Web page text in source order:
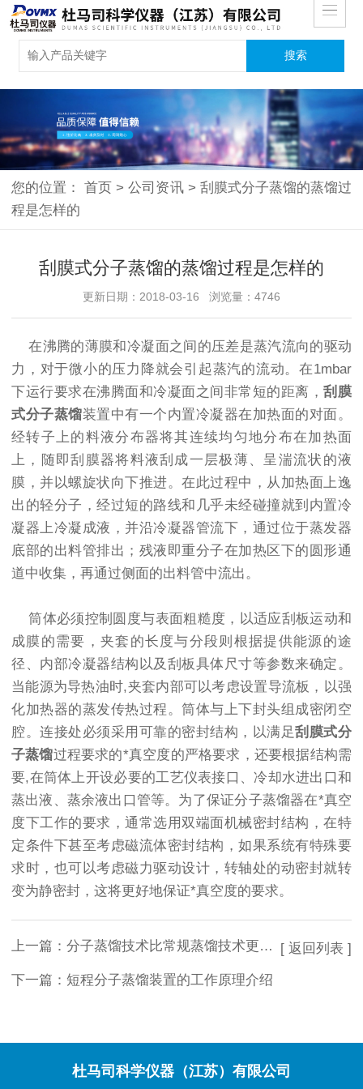
您的位置：首页 > 公司资讯 > 刮膜式分子蒸馏的蒸馏过
程是怎样的
刮膜式分子蒸馏的蒸馏过程是怎样的
更新日期：2018-03-16 浏览量：4746
在沸腾的薄膜和冷凝面之间的压差是蒸汽流向的驱动
力，对于微小的压力降就会引起蒸汽的流动。在1mbar
下运行要求在沸腾面和冷凝面之间非常短的距离，刮膜
式分子蒸馏装置中有一个内置冷凝器在加热面的对面。
经转子上的料液分布器将其连续均匀地分布在加热面
上，随即刮膜器将料液刮成一层极薄、呈湍流状的液
膜，并以螺旋状向下推进。在此过程中，从加热面上逸
出的轻分子，经过短的路线和几乎未经碰撞就到内置冷
凝器上冷凝成液，并沿冷凝器管流下，通过位于蒸发器
底部的出料管排出；残液即重分子在加热区下的圆形通
道中收集，再通过侧面的出料管中流出。
筒体必须控制圆度与表面粗糙度，以适应刮板运动和
成膜的需要，夹套的长度与分段则根据提供能源的途
径、内部冷凝器结构以及刮板具体尺寸等参数来确定。
当能源为导热油时,夹套内部可以考虑设置导流板，以强
化加热器的蒸发传热过程。筒体与上下封头组成密闭空
腔。连接处必须采用可靠的密封结构，以满足刮膜式分
子蒸馏过程要求的*真空度的严格要求，还要根据结构需
要,在筒体上开设必要的工艺仪表接口、冷却水进出口和
蒸出液、蒸余液出口管等。为了保证分子蒸馏器在*真空
度下工作的要求，通常选用双端面机械密封结构，在特
定条件下甚至考虑磁流体密封结构，如果系统有特殊要
求时，也可以考虑磁力驱动设计，转轴处的动密封就转
变为静密封，这将更好地保证*真空度的要求。
上一篇： 分子蒸馏技术比常规蒸馏技术更具优势
下一篇： 短程分子蒸馏装置的工作原理介绍
[ 返回列表 ]
杜马司科学仪器（江苏）有限公司